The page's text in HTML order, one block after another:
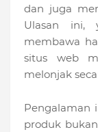
dan juga
Ulasan ini,
membawa
situs web
melonjak
Pengalaman
produk